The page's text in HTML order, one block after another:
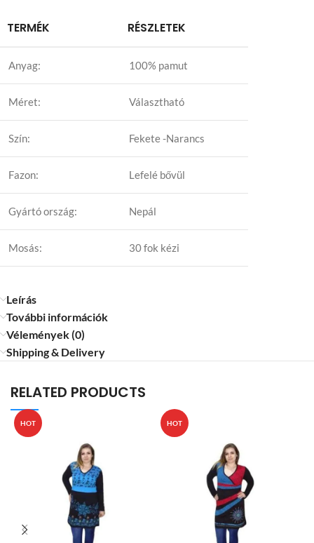
TERMÉK RÉSZLETEK
Anyag: 100% pamut
Méret: Választható
Szín: Fekete -Narancs
Fazon: Lefelé bővül
Gyártó ország: Nepál
Mosás: 30 fok kézi
Leírás
További információk
Vélemények (0)
Shipping & Delivery
RELATED PRODUCTS
HOT HOT